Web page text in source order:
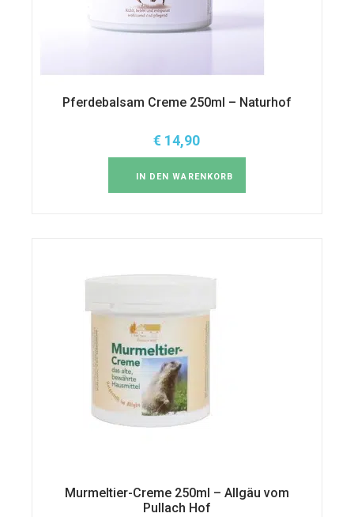
Pferdebalsam Creme 250ml – Naturhof
€ 14,90
IN DEN WARENKORB
Murmeltier-Creme 250ml – Allgäu vom
Pullach Hof